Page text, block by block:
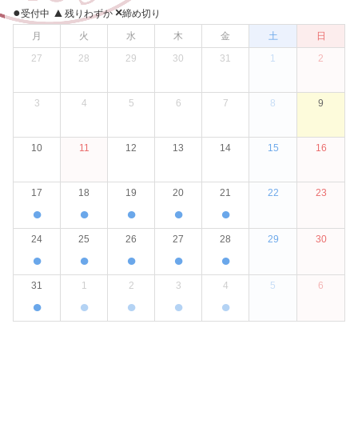
●受付中 ▲ 残りわずか ×締め切り
月
火 水 木 金 土
日
27
28 29 30 31 1 2
3 4 5 6 7 8 9
10 11 12 13 14 15 16
17
●
18
●
19
●
20
●
21
●
22 23
24
●
25
●
26
●
27
●
28
●
29 30
31
●
1
●
2
●
3
●
4
●
5 6